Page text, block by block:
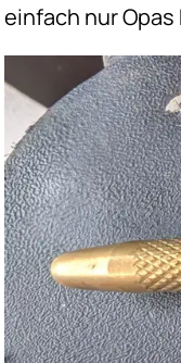
einfach nur Opas